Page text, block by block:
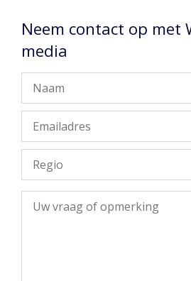
Neem contact op met
media